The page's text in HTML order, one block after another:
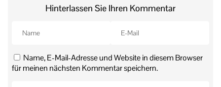
Hinterlassen Sie Ihren Kommentar
Name, E-Mail-Adresse und Website in diesem Browser
für meinen nächsten Kommentar speichern.